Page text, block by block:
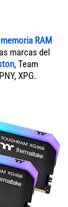
RAM
marcas del
, Team
XPG.